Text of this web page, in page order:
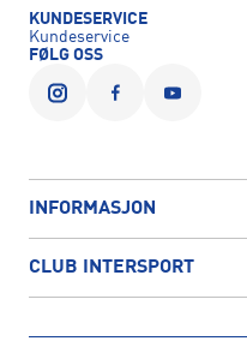
KUNDESERVICE
Kundeservice
FØLG OSS
INFORMASJON
CLUB INTERSPORT